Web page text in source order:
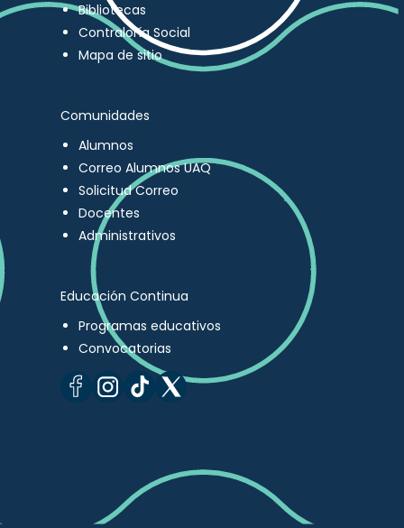
Bibliotecas
Contraloría Social
Mapa de sitio
Comunidades
Alumnos
Correo Alumnos UAQ
Solicitud Correo
Docentes
Administrativos
Educación Continua
Programas educativos
Convocatorias